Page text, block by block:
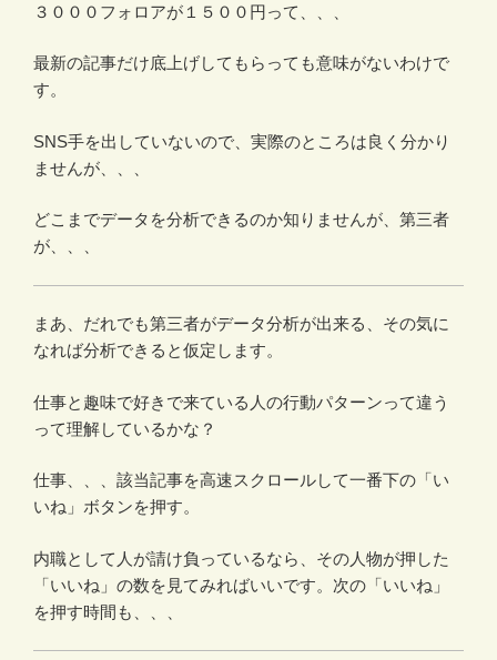
３０００フォロアが１５００円って、、、
最新の記事だけ底上げしてもらっても意味がないわけで
す。
SNS手を出していないので、実際のところは良く分かり
ませんが、、、
どこまでデータを分析できるのか知りませんが、第三者
が、、、
まあ、だれでも第三者がデータ分析が出来る、その気に
なれば分析できると仮定します。
仕事と趣味で好きで来ている人の行動パターンって違う
って理解しているかな？
仕事、、、該当記事を高速スクロールして一番下の「い
いね」ボタンを押す。
内職として人が請け負っているなら、その人物が押した
「いいね」の数を見てみればいいです。次の「いいね」
を押す時間も、、、